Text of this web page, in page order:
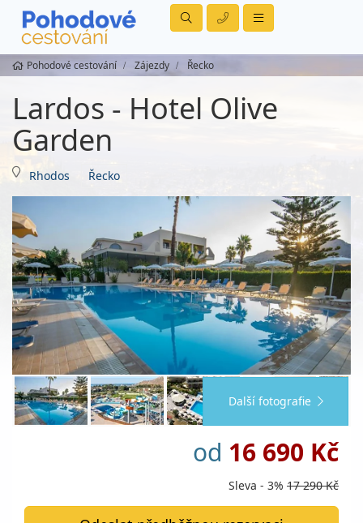
Pohodové cestování Zájezdy Řecko
Lardos - Hotel Olive
Garden
Rhodos Řecko
Další fotografie
od 16 690 Kč
Sleva - 3% 17 290 Kč